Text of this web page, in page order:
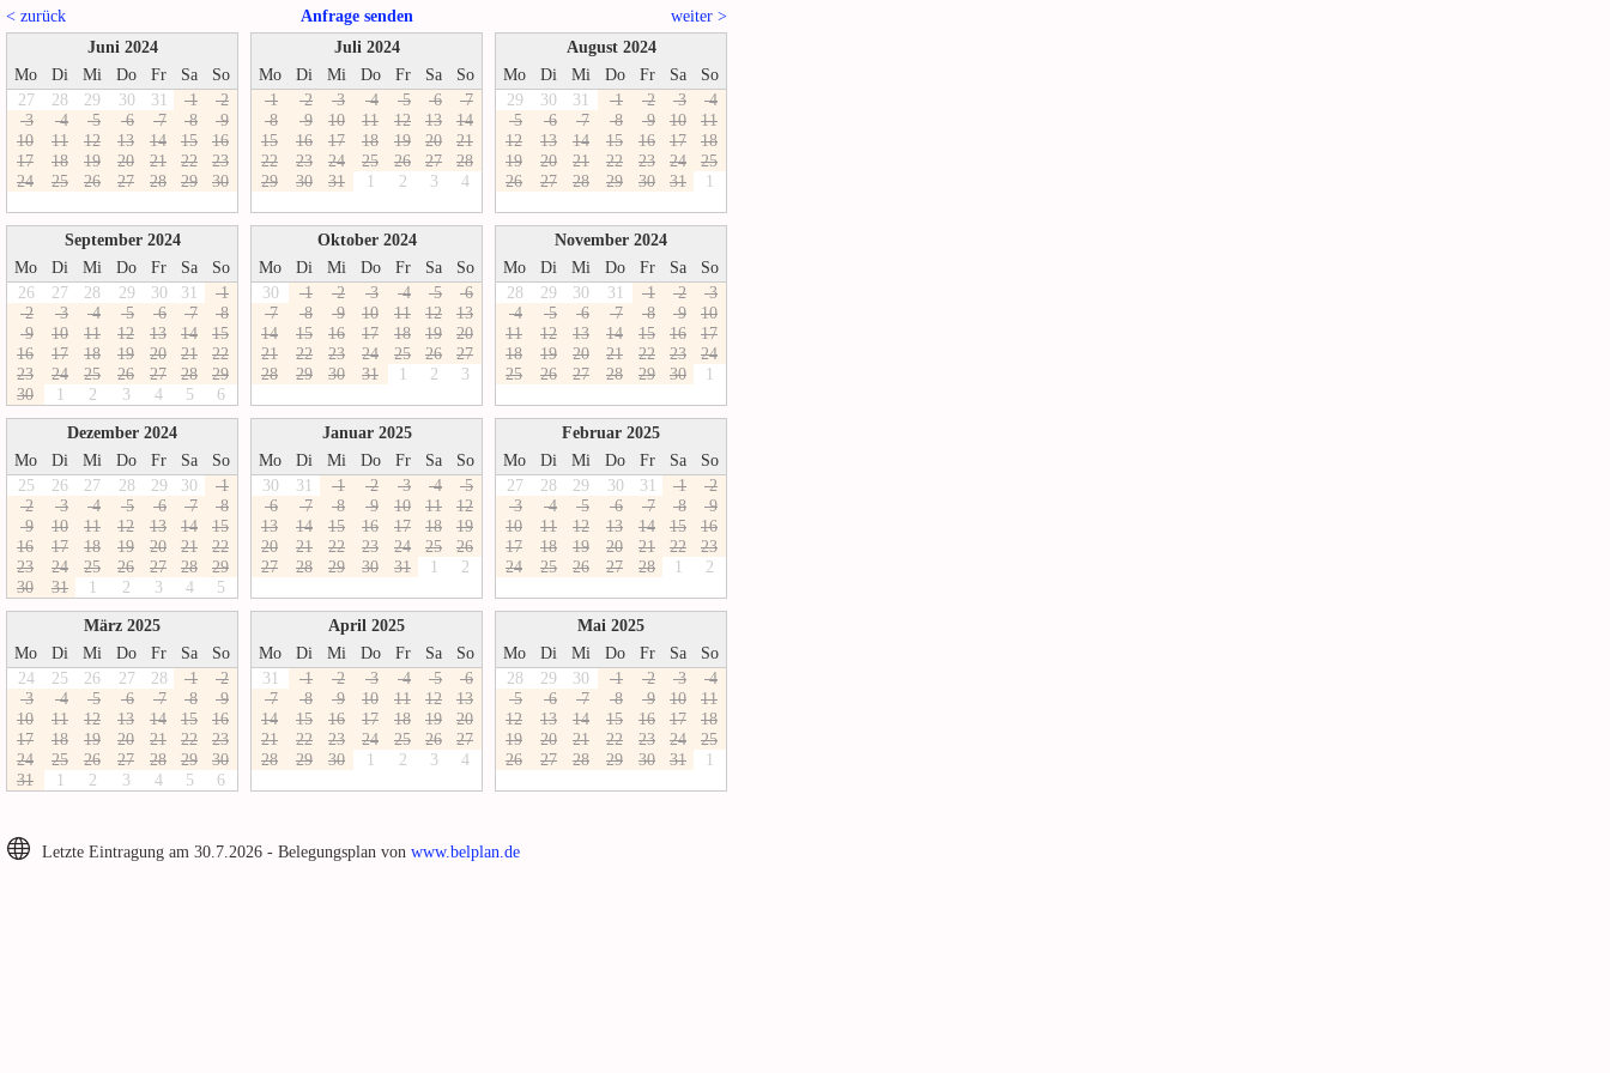
< zurück Anfrage senden
weiter >
Juni 2024
Mo
Di Mi Do Fr Sa
So
27
28 29 30 31 1
2
3
4 5 6 7 8
9
10 11 12 13 14 15 16
17 18 19 20 21 22 23
24 25 26 27 28 29 30
Juli 2024
Mo
Di Mi Do Fr Sa
So
1
2 3 4 5 6
7
8
9 10 11 12 13 14
15 16 17 18 19 20 21
22 23 24 25 26 27 28
29 30 31 1 2 3 4
August 2024
Mo
Di Mi Do Fr Sa
So
29
30 31 1 2 3
4
5
6 7 8 9 10 11
12 13 14 15 16 17 18
19 20 21 22 23 24 25
26 27 28 29 30 31 1
September 2024
Mo
Di Mi Do Fr Sa
So
26
27 28 29 30 31
1
2
3 4 5 6 7
8
9
10 11 12 13 14 15
16 17 18 19 20 21 22
23 24 25 26 27 28 29
30 1 2 3 4 5 6
Oktober 2024
Mo
Di Mi Do Fr Sa
So
30
1 2 3 4 5
6
7
8 9 10 11 12 13
14 15 16 17 18 19 20
21 22 23 24 25 26 27
28 29 30 31 1 2 3
November 2024
Mo
Di Mi Do Fr Sa
So
28
29 30 31 1 2
3
4
5 6 7 8 9 10
11 12 13 14 15 16 17
18 19 20 21 22 23 24
25 26 27 28 29 30 1
Dezember 2024
Mo
Di Mi Do Fr Sa
So
25
26 27 28 29 30
1
2
3 4 5 6 7
8
9
10 11 12 13 14 15
16 17 18 19 20 21 22
23 24 25 26 27 28 29
30 31 1 2 3 4 5
Januar 2025
Mo
Di Mi Do Fr Sa
So
30
31 1 2 3 4
5
6
7 8 9 10 11 12
13 14 15 16 17 18 19
20 21 22 23 24 25 26
27 28 29 30 31 1 2
Februar 2025
Mo
Di Mi Do Fr Sa
So
27
28 29 30 31 1
2
3
4 5 6 7 8
9
10 11 12 13 14 15 16
17 18 19 20 21 22 23
24 25 26 27 28 1 2
März 2025
Mo
Di Mi Do Fr Sa
So
24
25 26 27 28 1
2
3
4 5 6 7 8
9
10 11 12 13 14 15 16
17 18 19 20 21 22 23
24 25 26 27 28 29 30
31 1 2 3 4 5 6
April 2025
Mo
Di Mi Do Fr Sa
So
31
1 2 3 4 5
6
7
8 9 10 11 12 13
14 15 16 17 18 19 20
21 22 23 24 25 26 27
28 29 30 1 2 3 4
Mai 2025
Mo
Di Mi Do Fr Sa
So
28
29 30 1 2 3
4
5
6 7 8 9 10 11
12 13 14 15 16 17 18
19 20 21 22 23 24 25
26 27 28 29 30 31 1
Letzte Eintragung am 30.7.2026 - Belegungsplan von www.belplan.de